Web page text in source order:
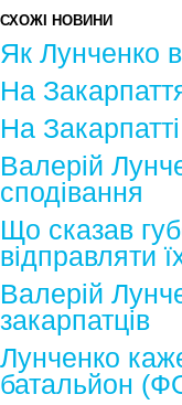
СХОЖІ НОВИНИ
Як Лунченко
На
На
Валерій
сподівання
Що сказав
відправляти
Валерій
закарпатців
Лунченко
батальйон